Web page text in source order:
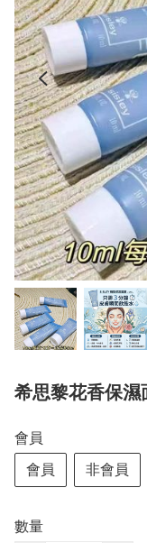
希思黎花香保
會員
會員 非會員
數量